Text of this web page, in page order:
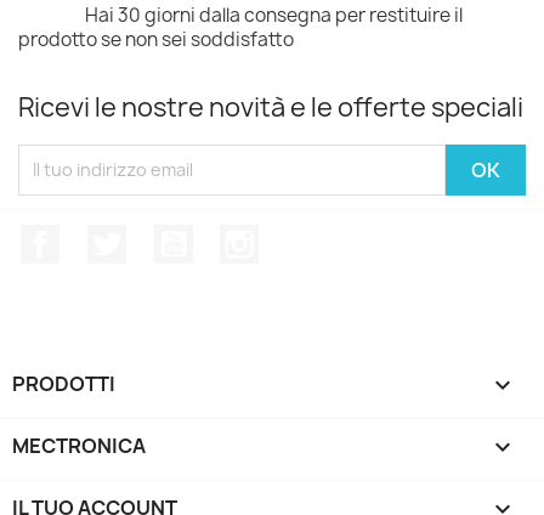
Hai 30 giorni dalla consegna per restituire il
prodotto se non sei soddisfatto
Ricevi le nostre novità e le offerte speciali
PRODOTTI 
MECTRONICA 
IL TUO ACCOUNT 